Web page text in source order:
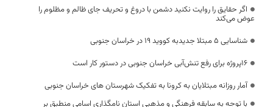
اگر حقایق را روایت نکنید دشمن با دروغ و تحریف جای ظالم و مظلوم را
عوض می‌کند
شناسایی 5 مبتلا جدیدبه کووید 19 در خراسان جنوبی
۱۶پروژه برای رفع تنش‌آبی خراسان جنوبی در دستور کار است
آمار روزانه مبتلایان به کرونا به تفکیک شهرستان های خراسان جنوبی
با توجه به سابقه فرهنگی و مذهبي استان نامگذاري اسامي منطبق بر